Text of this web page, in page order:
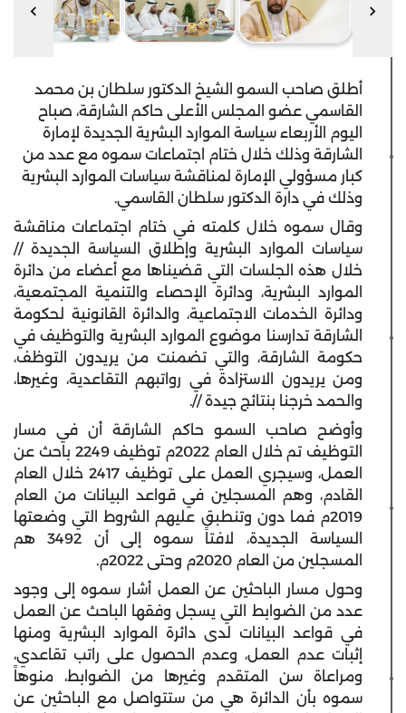
أطلق صاحب السمو الشيخ الدكتور سلطان بن محمد
القاسمي عضو المجلس الأعلى حاكم الشارقة، صباح
اليوم الأربعاء سياسة الموارد البشرية الجديدة لإمارة
الشارقة وذلك خلال ختام اجتماعات سموه مع عدد من
كبار مسؤولي الإمارة لمناقشة سياسات الموارد البشرية
وذلك في دارة الدكتور سلطان القاسمي.
وقال سموه خلال كلمته في ختام اجتماعات مناقشة
سياسات الموارد البشرية وإطلاق السياسة الجديدة //
خلال هذه الجلسات التي قضيناها مع أعضاء من دائرة
الموارد البشرية، ودائرة الإحصاء والتنمية المجتمعية،
ودائرة الخدمات الاجتماعية، والدائرة القانونية لحكومة
الشارقة تدارسنا موضوع الموارد البشرية والتوظيف في
حكومة الشارقة، والتي تضمنت من يريدون التوظف،
ومن يريدون الاستزادة في رواتبهم التقاعدية، وغيرها،
والحمد خرجنا بنتائج جيدة //.
وأوضح صاحب السمو حاكم الشارقة أن في مسار
التوظيف تم خلال العام 2022م توظيف 2249 باحث عن
العمل، وسيجري العمل على توظيف 2417 خلال العام
القادم، وهم المسجلين في قواعد البيانات من العام
2019م فما دون وتنطبق عليهم الشروط التي وضعتها
السياسة الجديدة، لافتاً سموه إلى أن 3492 هم
المسجلين من العام 2020م وحتى 2022م.
وحول مسار الباحثين عن العمل أشار سموه إلى وجود
عدد من الضوابط التي يسجل وفقها الباحث عن العمل
في قواعد البيانات لدى دائرة الموارد البشرية ومنها
إثبات عدم العمل، وعدم الحصول على راتب تقاعدي،
ومراعاة سن المتقدم وغيرها من الضوابط، منوهاً
سموه بأن الدائرة هي من ستتواصل مع الباحثين عن